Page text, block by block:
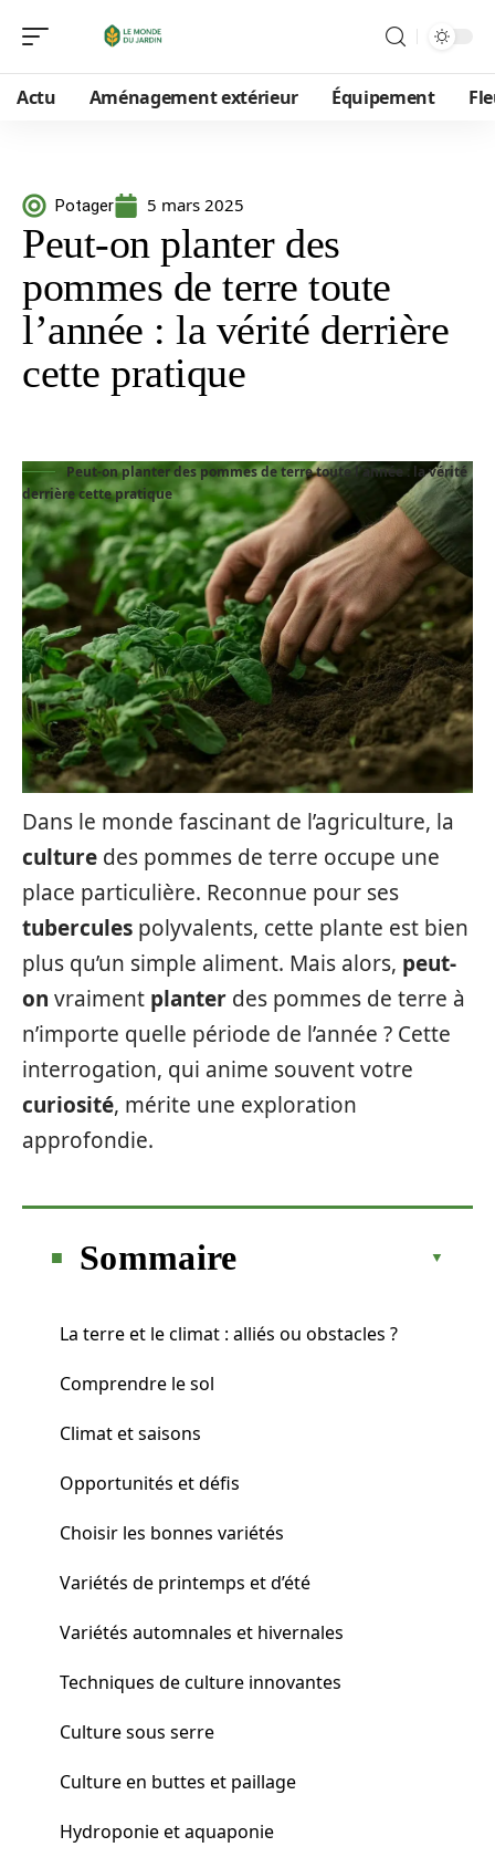
Actu Aménagement extérieur Équipement
Potager 5 mars 2025
Peut-on planter des
pommes de terre toute
l’année : la vérité derrière
cette pratique
Peut-on planter des pommes de terre toute l'année : la vérité
derrière cette pratique
Dans le monde fascinant de l’agriculture, la
culture des pommes de terre occupe une
place particulière. Reconnue pour ses
tubercules polyvalents, cette plante est bien
plus qu’un simple aliment. Mais alors, peut-
on vraiment planter des pommes de terre à
n’importe quelle période de l’année ? Cette
interrogation, qui anime souvent votre
curiosité, mérite une exploration
approfondie.
Sommaire
La terre et le climat : alliés ou obstacles ?
Comprendre le sol
Climat et saisons
Opportunités et défis
Choisir les bonnes variétés
Variétés de printemps et d’été
Variétés automnales et hivernales
Techniques de culture innovantes
Culture sous serre
Culture en buttes et paillage
Hydroponie et aquaponie